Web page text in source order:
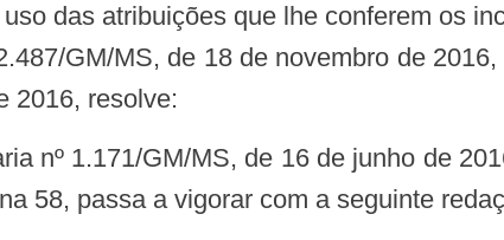
GM/MS, de 18 de novembro de
2016, resolve:
58, passa a vigorar com a seguinte